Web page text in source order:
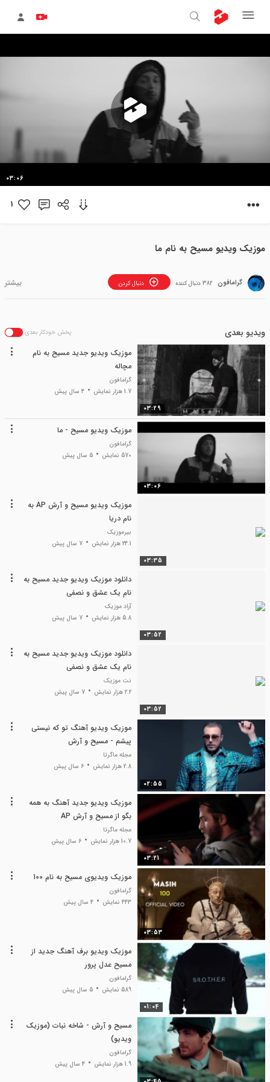
پخش
03:06
1
موزیک ویدیو مسیح به نام ما
گرامافون دنبال کردن 382 دنبال کننده
ویدیو بعدی پخش خودکار بعدی
03:29
موزیک ویدیو جدید مسیح به نام
مچاله
گرامافون
1.7 هزار نمایش
4 سال پیش
03:06
موزیک ویدیو مسیح - ما
گرامافون
570 نمایش
5 سال پیش
03:35
موزیک ویدیو مسیح و آرش AP به
نام دریا
بیرموزیک
24.1 هزار نمایش
7 سال پیش
03:52
دانلود موزیک ویدیو جدید مسیح به
نام یک عشق و نصفی
آراد موزیک
5.8 هزار نمایش
7 سال پیش
03:52
دانلود موزیک ویدیو جدید مسیح به
نام یک عشق و نصفی
نت موزیک
2.2 هزار نمایش
7 سال پیش
02:55
موزیک ویدیو آهنگ تو که نیستی
پیشم - مسیح و آرش
مجله ماگرتا
2.8 هزار نمایش
6 سال پیش
03:21
موزیک ویدیو جدید آهنگ به همه
بگو از مسیح و آرش AP
مجله ماگرتا
10.7 هزار نمایش
6 سال پیش
03:53
موزیک ویدیوی مسیح به نام 100
گرامافون
443 نمایش
4 سال پیش
01:04
موزیک ویدیو برف آهنگ جدید از
مسیح عدل پرور
گرامافون
589 نمایش
5 سال پیش
مسیح و آرش - شاخه نبات (موزیک
ویدیو)
گرامافون
1.9 هزار نمایش
4 سال پیش